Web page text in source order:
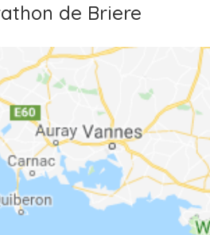
de Briere